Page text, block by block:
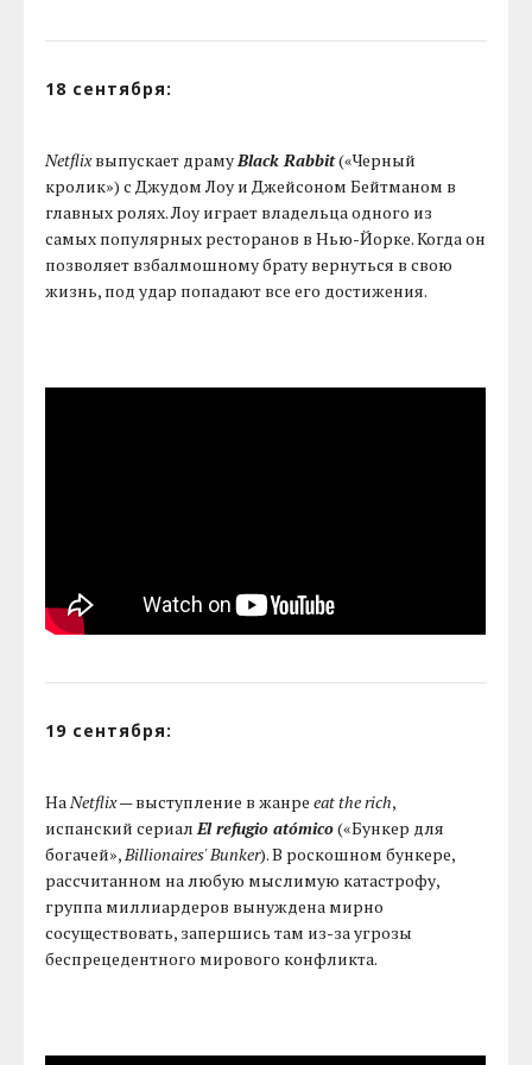
18 сентября:
Netflixвыпускает драму Black Rabbit(«Черный
кролик») с Джудом Лоу и Джейсоном Бейтманом в
главных ролях. Лоу играет владельца одного из
самых популярных ресторанов в Нью-Йорке. Когда он
позволяет взбалмошному брату вернуться в свою
жизнь, под удар попадают все его достижения.
19 сентября:
НаNetflix— выступление в жанреeat the rich,
испанский сериалEl refugio atómico(«Бункер для
богачей»,Billionaires' Bunker). В роскошном бункере,
рассчитанном на любую мыслимую катастрофу,
группа миллиардеров вынуждена мирно
сосуществовать, запершись там из-за угрозы
беспрецедентного мирового конфликта.